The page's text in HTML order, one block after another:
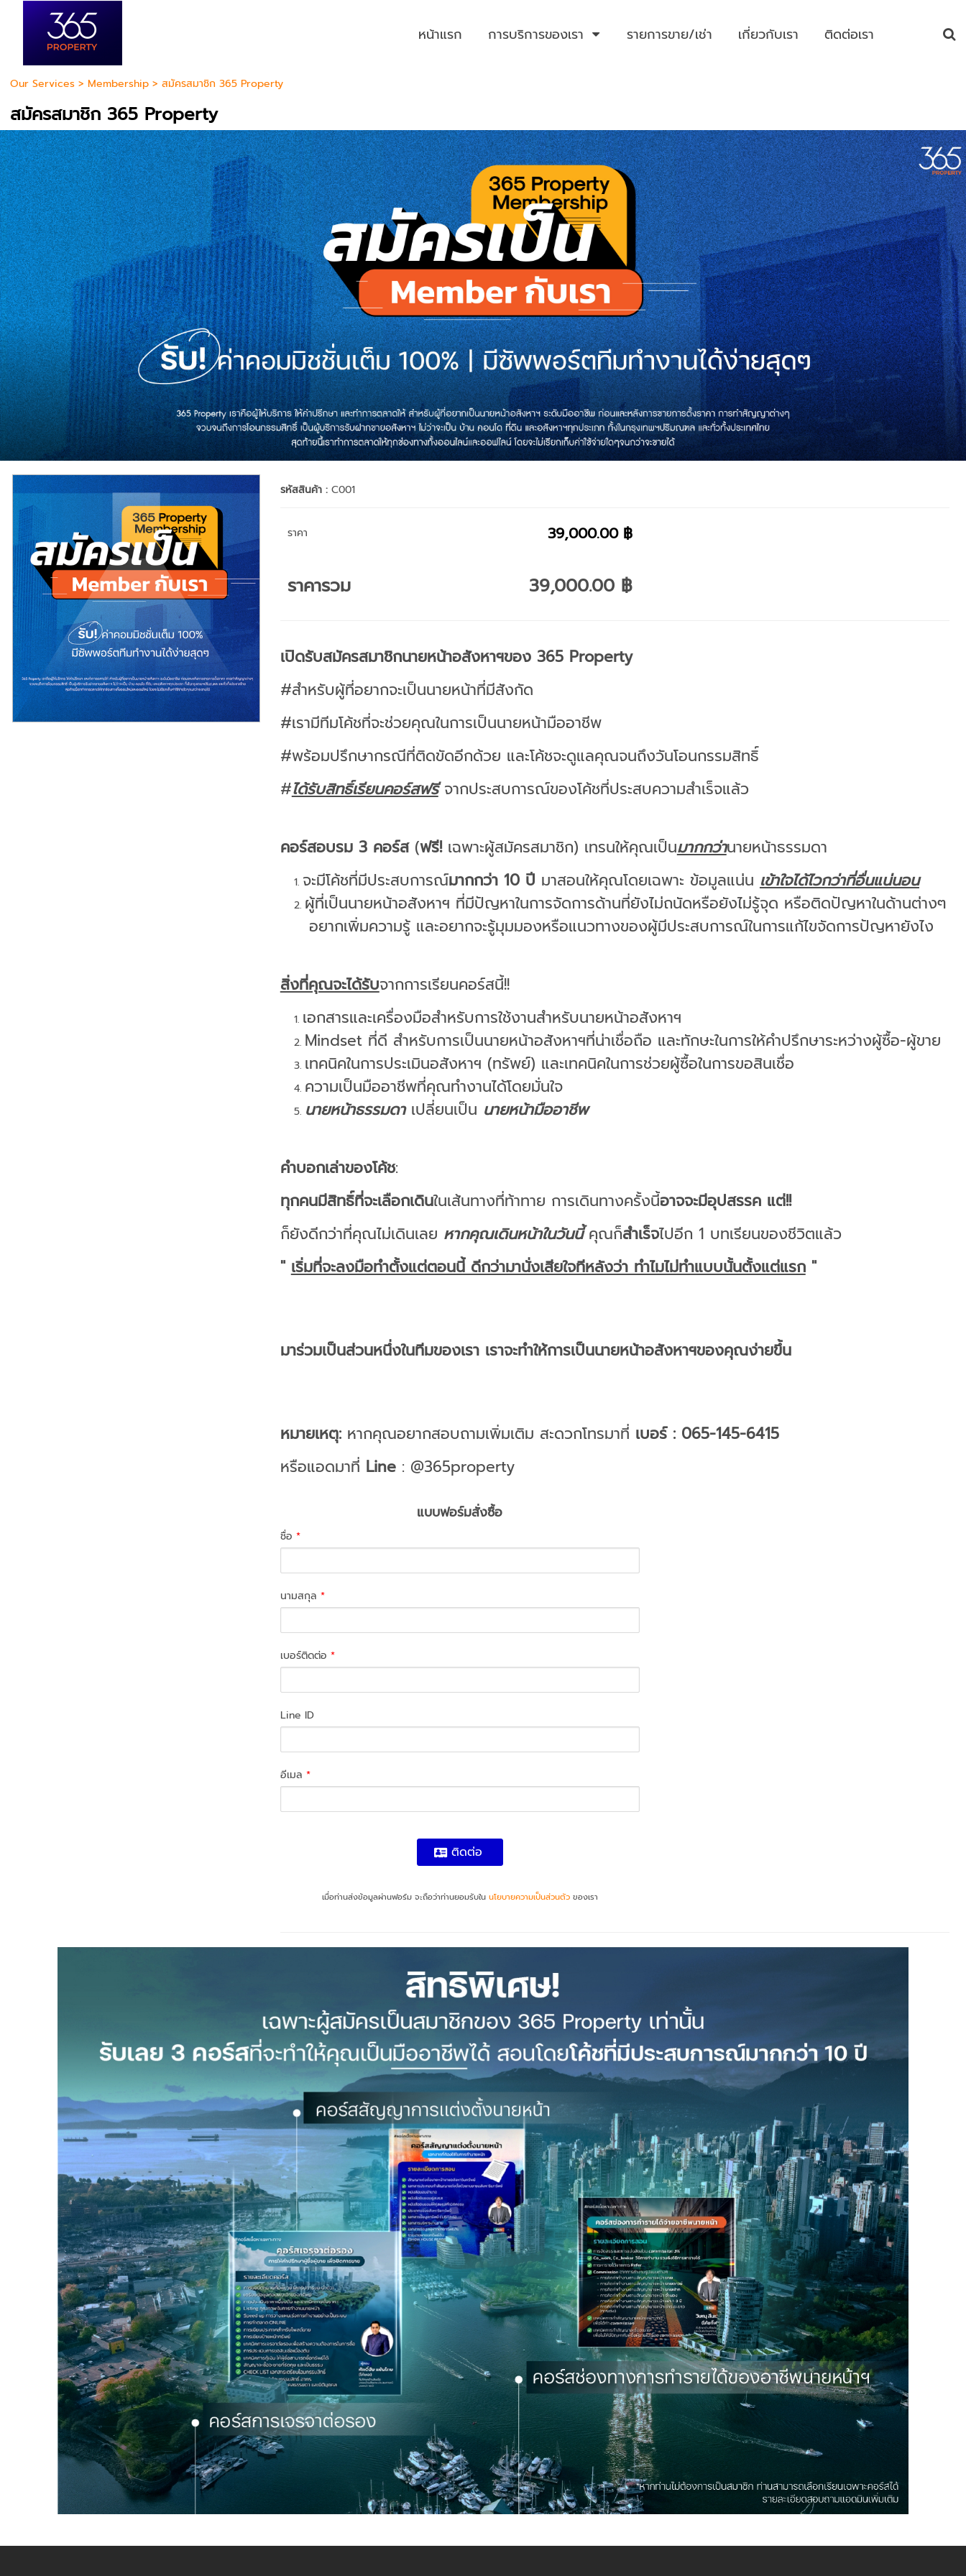
หน้าแรก การบริการของเรา รายการขาย/เช่า เกี่ยวกับเรา ติดต่อเรา
Our Services> Membership> สมัครสมาชิก 365 Property
สมัครสมาชิก 365 Property
รหัสสินค้า : C001
ราคา 39,000.00 ฿
ราคารวม 39,000.00 ฿
เปิดรับสมัครสมาชิกนายหน้าอสังหาฯของ 365 Property
#สำหรับผู้ที่อยากจะเป็นนายหน้าที่มีสังกัด
#เรามีทีมโค้ชที่จะช่วยคุณในการเป็นนายหน้ามืออาชีพ
#พร้อมปรึกษากรณีที่ติดขัดอีกด้วย และโค้ชจะดูแลคุณจนถึงวันโอนกรรมสิทธิ์
#ได้รับสิทธิ์เรียนคอร์สฟรีจากประสบการณ์ของโค้ชที่ประสบความสำเร็จแล้ว
คอร์สอบรม 3 คอร์ส (ฟรี! เฉพาะผู้สมัครสมาชิก) เทรนให้คุณเป็นมากกว่านายหน้าธรรมดา
จะมีโค้ชที่มีประสบการณ์มากกว่า 10 ปี มาสอนให้คุณโดยเฉพาะ ข้อมูลแน่น เข้าใจได้ไวกว่าที่อื่นแน่นอน
ผู้ที่เป็นนายหน้าอสังหาฯ ที่มีปัญหาในการจัดการด้านที่ยังไม่ถนัดหรือยังไม่รู้จุด หรือติดปัญหาในด้านต่างๆ
อยากเพิ่มความรู้ และอยากจะรู้มุมมองหรือแนวทางของผู้มีประสบการณ์ในการแก้ไขจัดการปัญหายังไง
สิ่งที่คุณจะได้รับจากการเรียนคอร์สนี้!!
เอกสารและเครื่องมือสำหรับการใช้งานสำหรับนายหน้าอสังหาฯ
Mindset ที่ดี สำหรับการเป็นนายหน้าอสังหาฯที่น่าเชื่อถือ และทักษะในการให้คำปรึกษาระหว่างผู้ซื้อ-ผู้ขาย
เทคนิคในการประเมินอสังหาฯ (ทรัพย์) และเทคนิคในการช่วยผู้ซื้อในการขอสินเชื่อ
ความเป็นมืออาชีพที่คุณทำงานได้โดยมั่นใจ
นายหน้าธรรมดาเปลี่ยนเป็น นายหน้ามืออาชีพ
คำบอกเล่าของโค้ช:
ทุกคนมีสิทธิ์ที่จะเลือกเดินในเส้นทางที่ท้าทาย การเดินทางครั้งนี้อาจจะมีอุปสรรค แต่!!
ก็ยังดีกว่าที่คุณไม่เดินเลย หากคุณเดินหน้าในวันนี้คุณก็สำเร็จไปอีก 1 บทเรียนของชีวิตแล้ว
" เริ่มที่จะลงมือทำตั้งแต่ตอนนี้ ดีกว่ามานั่งเสียใจทีหลังว่า ทำไมไม่ทำแบบนั้นตั้งแต่แรก"
มาร่วมเป็นส่วนหนึ่งในทีมของเรา เราจะทำให้การเป็นนายหน้าอสังหาฯของคุณง่ายขึ้น
หมายเหตุ:หากคุณอยากสอบถามเพิ่มเติม สะดวกโทรมาที่ เบอร์ : 065-145-6415
หรือแอดมาที่ Line: @365property
แบบฟอร์มสั่งซื้อ
ชื่อ *
นามสกุล *
เบอร์ติดต่อ *
Line ID
อีเมล *
ติดต่อ
เมื่อท่านส่งข้อมูลผ่านฟอร์ม จะถือว่าท่านยอมรับใน นโยบายความเป็นส่วนตัวของเรา